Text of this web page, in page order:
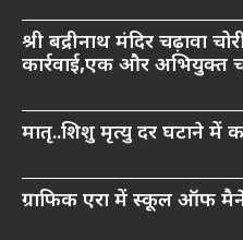
श्री बद्रीनाथ मंदिर चढ़ावा
कार्रवाई,एक और अभियुक्त
मातृ..शिशु मृत्यु दर घटाने में
ग्राफिक एरा में स्कूल ऑफ